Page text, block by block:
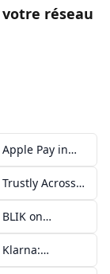
réseau
Pay in
Across
on